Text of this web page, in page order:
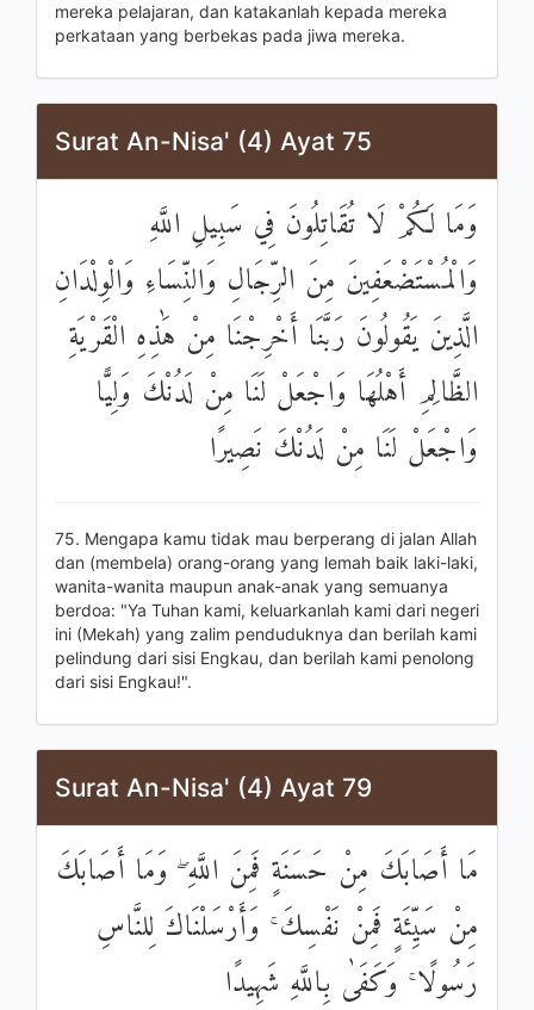
mereka pelajaran, dan katakanlah kepada mereka
perkataan yang berbekas pada jiwa mereka.
Surat An-Nisa' (4) Ayat 75
وَمَا لَكُمْ لَا تُقَاتِلُونَ فِي سَبِيلِ اللَّهِ
وَالْمُسْتَضْعَفِينَ مِنَ الرِّجَالِ وَالنِّسَاءِ وَالْوِلْدَانِ
الَّذِينَ يَقُولُونَ رَبَّنَا أَخْرِجْنَا مِنْ هَٰذِهِ الْقَرْيَةِ
الظَّالِمِ أَهْلُهَا وَاجْعَلْ لَنَا مِنْ لَدُنْكَ وَلِيًّا
وَاجْعَلْ لَنَا مِنْ لَدُنْكَ نَصِيرًا
75. Mengapa kamu tidak mau berperang di jalan Allah
dan (membela) orang-orang yang lemah baik laki-laki,
wanita-wanita maupun anak-anak yang semuanya
berdoa: "Ya Tuhan kami, keluarkanlah kami dari negeri
ini (Mekah) yang zalim penduduknya dan berilah kami
pelindung dari sisi Engkau, dan berilah kami penolong
dari sisi Engkau!".
Surat An-Nisa' (4) Ayat 79
مَا أَصَابَكَ مِنْ حَسَنَةٍ فَمِنَ اللَّهِ ۖ وَمَا أَصَابَكَ
مِنْ سَيِّئَةٍ فَمِنْ نَفْسِكَ ۚ وَأَرْسَلْنَاكَ لِلنَّاسِ
رَسُولًا ۚ وَكَفَىٰ بِاللَّهِ شَهِيدًا